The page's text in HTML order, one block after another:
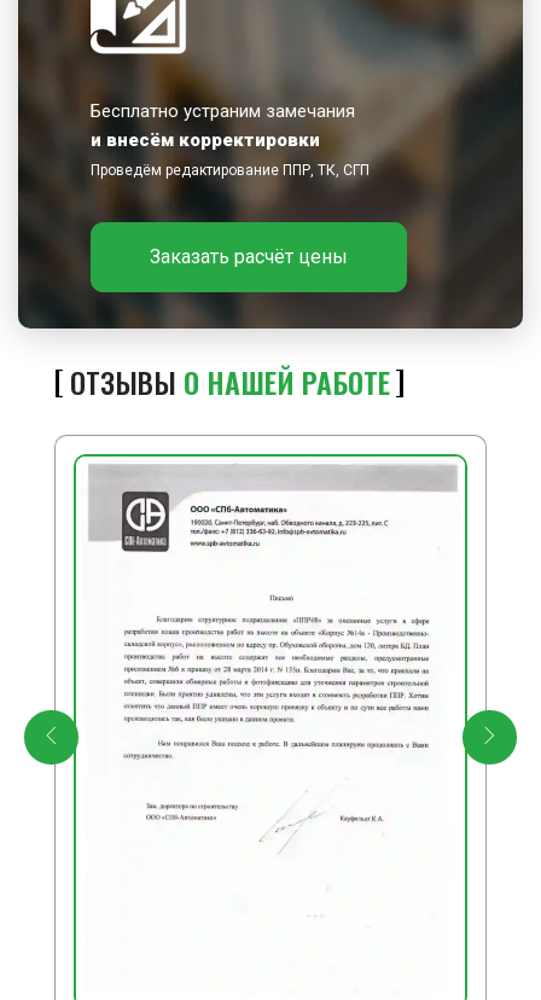
Бесплатно устраним замечания
и внесём корректировки
Проведём редактирование ППР, ТК, СГП
Заказать расчёт цены
ОТЗЫВЫ О НАШЕЙ РАБОТЕ